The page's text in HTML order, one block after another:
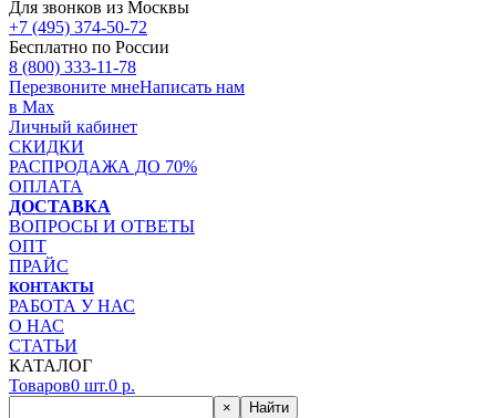
Для звонков из Москвы
+7 (495) 374-50-72
Бесплатно по России
8 (800) 333-11-78
Перезвоните мнеНаписать нам
в Max
Личный кабинет
СКИДКИ
РАСПРОДАЖА ДО 70%
ОПЛАТА
ДОСТАВКА
ВОПРОСЫ И ОТВЕТЫ
ОПТ
ПРАЙС
КОНТАКТЫ
РАБОТА У НАС
О НАС
СТАТЬИ
КАТАЛОГ
Товаров0 шт.0 р.
× Найти